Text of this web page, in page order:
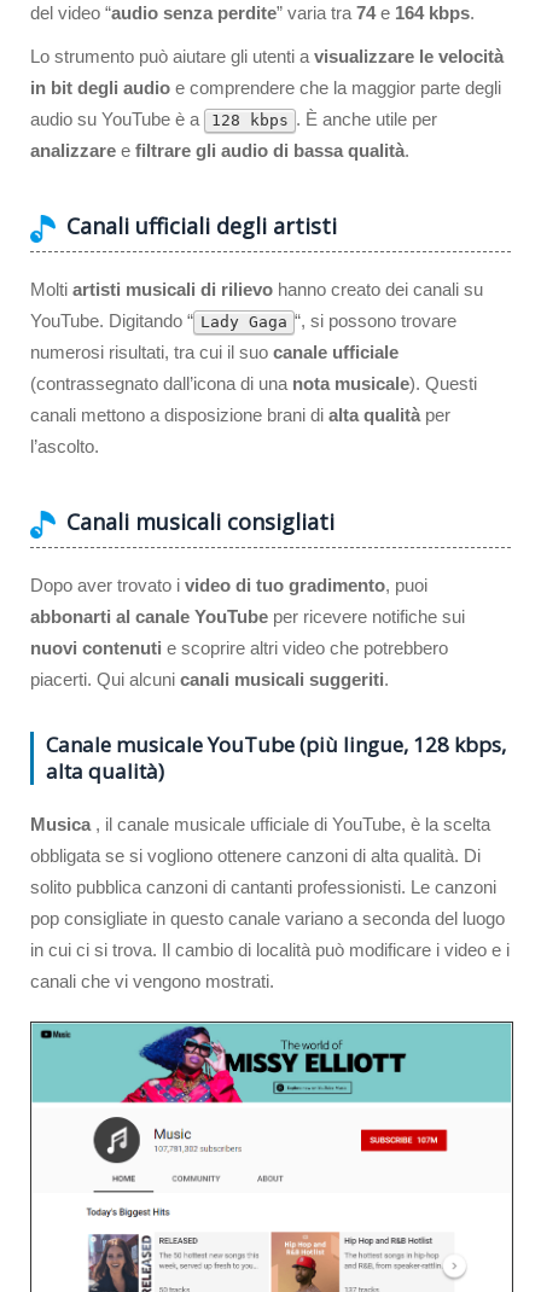
del video “audio senza perdite” varia tra 74e 164 kbps.
Lo strumento può aiutare gli utenti a visualizzare le velocità
in bit degli audio e comprendere che la maggior parte degli
audio su YouTube è a
128 kbps . È anche utile per
analizzare e filtrare gli audio di bassa qualità.
Canali ufficiali degli artisti
Molti artisti musicali di rilievo hanno creato dei canali su
YouTube. Digitando “ Lady Gaga “, si possono trovare
numerosi risultati, tra cui il suo canale ufficiale
(contrassegnato dall’icona di una nota musicale). Questi
canali mettono a disposizione brani di alta qualità per
l’ascolto.
Canali musicali consigliati
Dopo aver trovato i video di tuo gradimento, puoi
abbonarti al canale YouTube per ricevere notifiche sui
nuovi contenuti e scoprire altri video che potrebbero
piacerti. Qui alcuni canali musicali suggeriti.
Canale musicale YouTube (più lingue, 128 kbps,
alta qualità)
Musica , il canale musicale ufficiale di YouTube, è la scelta
obbligata se si vogliono ottenere canzoni di alta qualità. Di
solito pubblica canzoni di cantanti professionisti. Le canzoni
pop consigliate in questo canale variano a seconda del luogo
in cui ci si trova. Il cambio di località può modificare i video e i
canali che vi vengono mostrati.